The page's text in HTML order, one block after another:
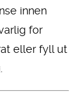
innen
for
eller fyll ut